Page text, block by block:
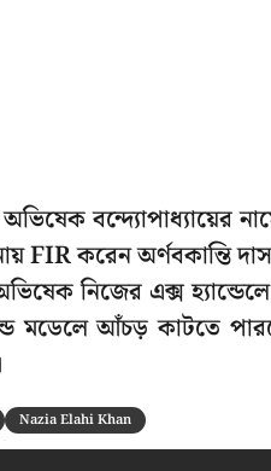
অভিষেক বন্দ্যোপাধ্যায়ের
FIR করেন অর্ণবকান্তি
নিজের এক্স
মডেলে আঁচড় কাটতে
Nazia Elahi Khan